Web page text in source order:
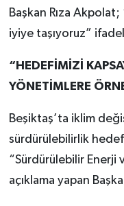
Başkan Rıza
iyiye taşıyoruz”
“HEDEFİMİZİ
YÖNETİMLERE
Beşiktaş’ta iklim
sürdürülebilirlik
“Sürdürülebilir Enerji
açıklama yapan